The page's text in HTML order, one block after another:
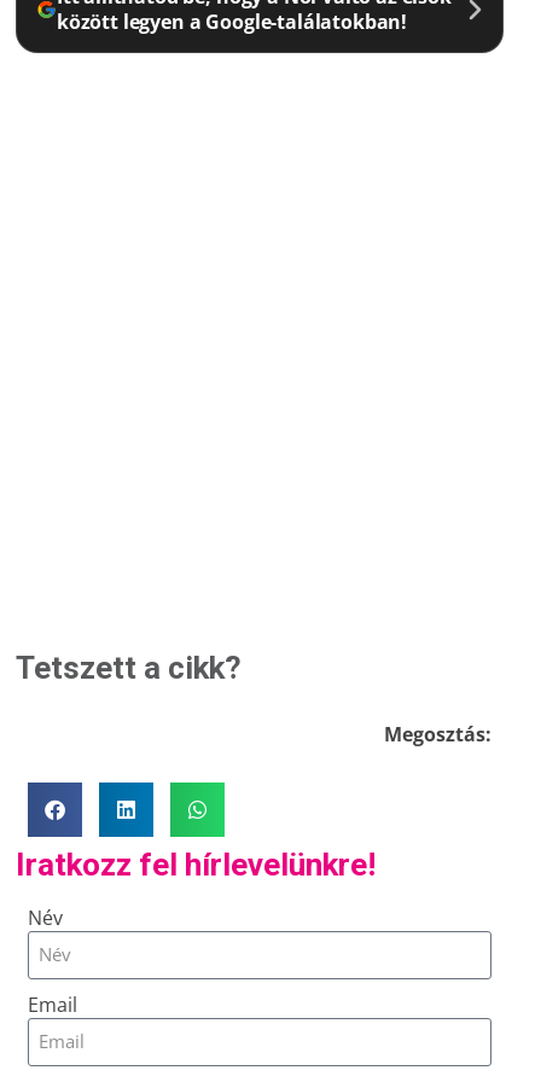
között legyen a Google-találatokban!
Tetszett a cikk?
Megosztás:
Iratkozz fel hírlevelünkre!
Név
Email